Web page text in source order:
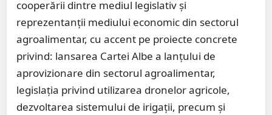
cooperării dintre mediul legislativ și
reprezentanții mediului economic din sectorul
agroalimentar, cu accent pe proiecte concrete
privind: lansarea Cartei Albe a lanțului de
aprovizionare din sectorul agroalimentar,
legislația privind utilizarea dronelor agricole,
dezvoltarea sistemului de irigații, precum și